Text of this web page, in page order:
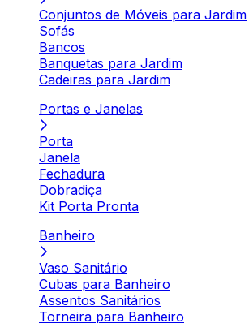
Conjuntos de Móveis para Jardim
Sofás
Bancos
Banquetas para Jardim
Cadeiras para Jardim
Portas e Janelas
Porta
Janela
Fechadura
Dobradiça
Kit Porta Pronta
Banheiro
Vaso Sanitário
Cubas para Banheiro
Assentos Sanitários
Torneira para Banheiro